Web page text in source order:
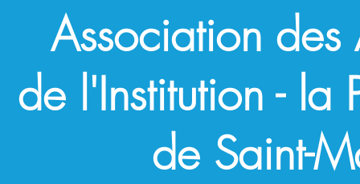
Association
de l'Institution - la
de Saint-